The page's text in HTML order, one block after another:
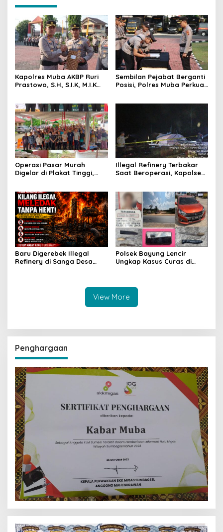
Kapolres Muba AKBP Ruri
Prastowo, S.H, S.I.K, M.I.K
Berprestasi
Sembilan Pejabat Berganti
Posisi, Polres Muba Perkuat
Operasi Pasar Murah
Digelar di Plakat Tinggi,
Beban Warga
Illegal Refinery Terbakar
Saat Beroperasi, Kapolsek
Pencegahan Terus
Dilakukan
Baru Digerebek Illegal
Refinery di Sanga Desa
Polsek Bayung Lencir
Ungkap Kasus Curas di
View More
Penghargaan